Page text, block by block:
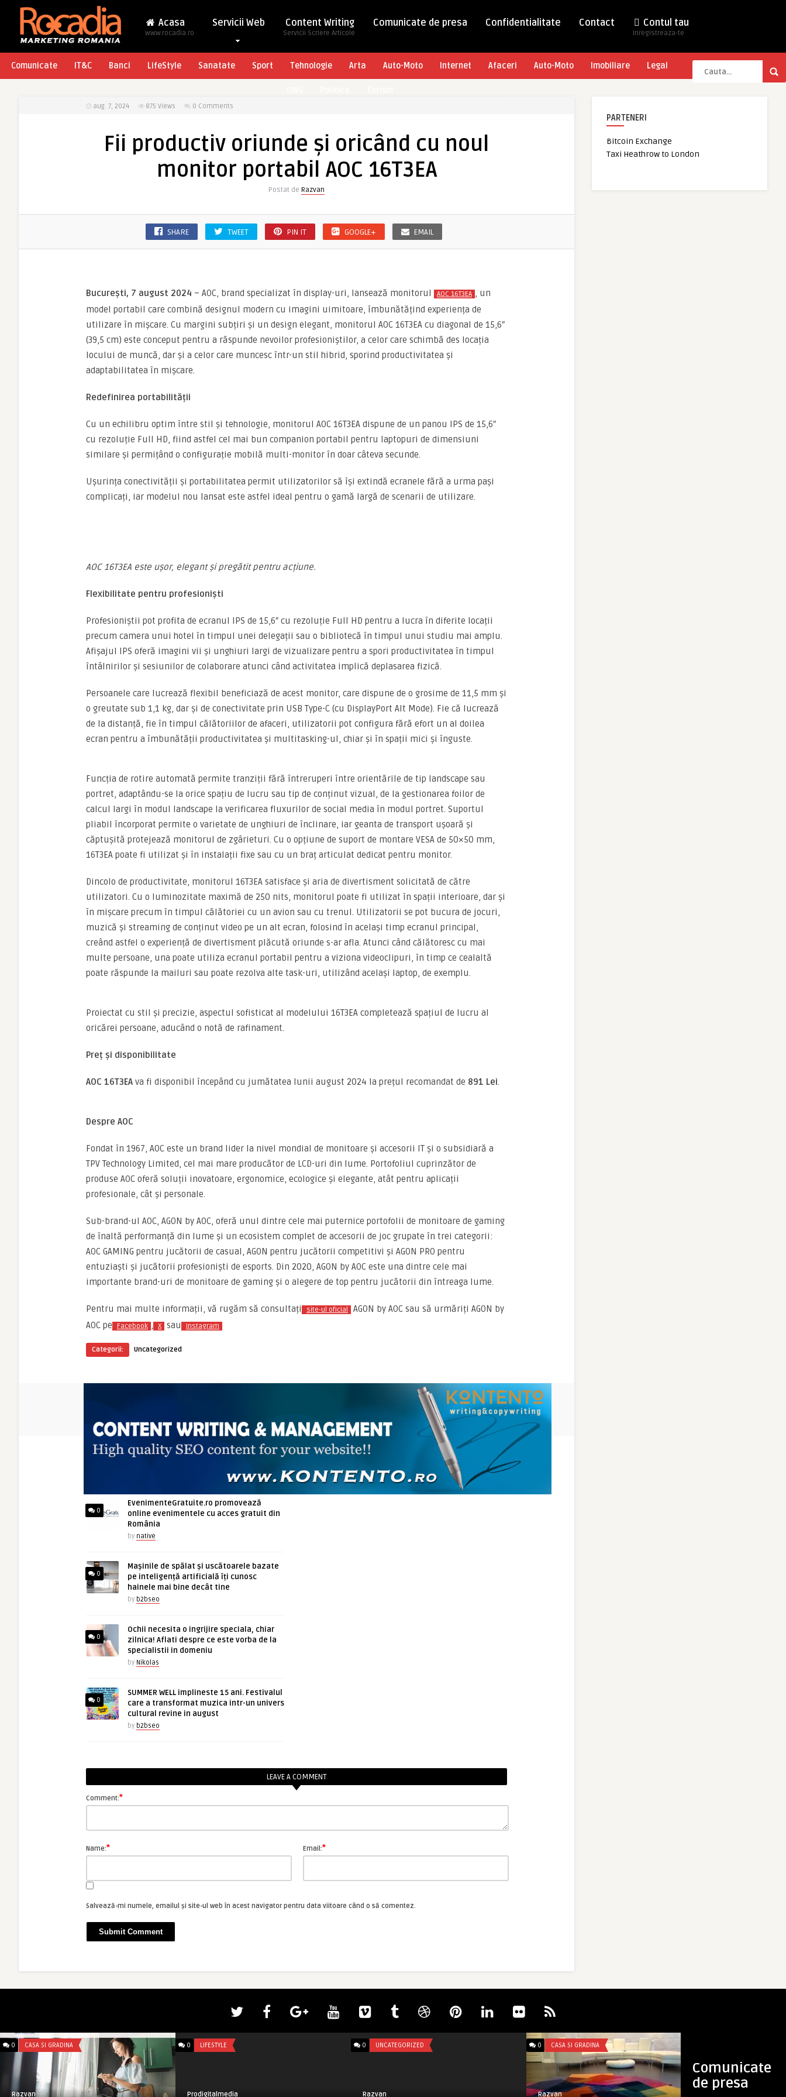
Acasa
www.rocadia.ro
Servicii Web Content Writing
Servicii Scriere Articole
Comunicate de presa Confidentialitate Contact Contul tau
Inregistreaza-te
Comunicate IT&C Banci LifeStyle Sanatate Sport Tehnologie Arta Auto-Moto Internet Afaceri Auto-Moto Imobiliare Legal
aug. 7, 2024 875 Views 0 Comments
Fii productiv oriunde și oricând cu noul
monitor portabil AOC 16T3EA
Postat de Razvan
SHARE TWEET PIN IT GOOGLE+ EMAIL
București, 7 august 2024 – AOC, brand specializat în display-uri, lansează monitorul AOC 16T3EA , un
model portabil care combină designul modern cu imagini uimitoare, îmbunătățind experiența de
utilizare în mișcare. Cu margini subțiri și un design elegant, monitorul AOC 16T3EA cu diagonal de 15,6″
(39,5 cm) este conceput pentru a răspunde nevoilor profesioniștilor, a celor care schimbă des locația
locului de muncă, dar și a celor care muncesc într-un stil hibrid, sporind productivitatea și
adaptabilitatea în mișcare.
Redefinirea portabilității
Cu un echilibru optim între stil și tehnologie, monitorul AOC 16T3EA dispune de un panou IPS de 15,6″
cu rezoluție Full HD, fiind astfel cel mai bun companion portabil pentru laptopuri de dimensiuni
similare și permițând o configurație mobilă multi-monitor în doar câteva secunde.
Ușurința conectivității și portabilitatea permit utilizatorilor să își extindă ecranele fără a urma pași
complicați, iar modelul nou lansat este astfel ideal pentru o gamă largă de scenarii de utilizare.
AOC 16T3EA este ușor, elegant și pregătit pentru acțiune.
Flexibilitate pentru profesioniști
Profesioniștii pot profita de ecranul IPS de 15,6″ cu rezoluție Full HD pentru a lucra în diferite locații
precum camera unui hotel în timpul unei delegații sau o bibliotecă în timpul unui studiu mai amplu.
Afișajul IPS oferă imagini vii și unghiuri largi de vizualizare pentru a spori productivitatea în timpul
întâlnirilor și sesiunilor de colaborare atunci când activitatea implică deplasarea fizică.
Persoanele care lucrează flexibil beneficiază de acest monitor, care dispune de o grosime de 11,5 mm și
o greutate sub 1,1 kg, dar și de conectivitate prin USB Type-C (cu DisplayPort Alt Mode). Fie că lucrează
de la distanță, fie în timpul călătoriilor de afaceri, utilizatorii pot configura fără efort un al doilea
ecran pentru a îmbunătății productivitatea și multitasking-ul, chiar și în spații mici și înguste.
Funcția de rotire automată permite tranziții fără întreruperi între orientările de tip landscape sau
portret, adaptându-se la orice spațiu de lucru sau tip de conținut vizual, de la gestionarea foilor de
calcul largi în modul landscape la verificarea fluxurilor de social media în modul portret. Suportul
pliabil încorporat permite o varietate de unghiuri de înclinare, iar geanta de transport ușoară și
căptușită protejează monitorul de zgârieturi. Cu o opțiune de suport de montare VESA de 50×50 mm,
16T3EA poate fi utilizat și în instalații fixe sau cu un braț articulat dedicat pentru monitor.
Dincolo de productivitate, monitorul 16T3EA satisface și aria de divertisment solicitată de către
utilizatori. Cu o luminozitate maximă de 250 nits, monitorul poate fi utilizat în spații interioare, dar și
în mișcare precum în timpul călătoriei cu un avion sau cu trenul. Utilizatorii se pot bucura de jocuri,
muzică și streaming de conținut video pe un alt ecran, folosind în același timp ecranul principal,
creând astfel o experiență de divertisment plăcută oriunde s-ar afla. Atunci când călătoresc cu mai
multe persoane, una poate utiliza ecranul portabil pentru a viziona videoclipuri, în timp ce cealaltă
poate răspunde la mailuri sau poate rezolva alte task-uri, utilizând același laptop, de exemplu.
Proiectat cu stil și precizie, aspectul sofisticat al modelului 16T3EA completează spațiul de lucru al
oricărei persoane, aducând o notă de rafinament.
Preț și disponibilitate
AOC 16T3EA va fi disponibil începând cu jumătatea lunii august 2024 la prețul recomandat de 891 Lei.
Despre AOC
Fondat în 1967, AOC este un brand lider la nivel mondial de monitoare și accesorii IT și o subsidiară a
TPV Technology Limited, cel mai mare producător de LCD-uri din lume. Portofoliul cuprinzător de
produse AOC oferă soluții inovatoare, ergonomice, ecologice și elegante, atât pentru aplicații
profesionale, cât și personale.
Sub-brand-ul AOC, AGON by AOC, oferă unul dintre cele mai puternice portofolii de monitoare de gaming
de înaltă performanță din lume și un ecosistem complet de accesorii de joc grupate în trei categorii:
AOC GAMING pentru jucătorii de casual, AGON pentru jucătorii competitivi și AGON PRO pentru
entuziaști și jucătorii profesioniști de esports. Din 2020, AGON by AOC este una dintre cele mai
importante brand-uri de monitoare de gaming și o alegere de top pentru jucătorii din întreaga lume.
Pentru mai multe informații, vă rugăm să consultați site-ul oficial
AGON by AOC sau să urmăriți AGON by
AOC pe
Facebook , X sau Instagram
Categorii: Uncategorized
0
EvenimenteGratuite.ro promovează
online evenimentele cu acces gratuit din
România
by native
0
Mașinile de spălat și uscătoarele bazate
pe inteligență artificială îți cunosc
hainele mai bine decât tine
by b2bseo
0
Ochii necesita o ingrijire speciala, chiar
zilnica! Aflati despre ce este vorba de la
specialistii in domeniu
by Nikolas
0
SUMMER WELL implineste 15 ani. Festivalul
care a transformat muzica intr-un univers
cultural revine in august
by b2bseo
ARTICOLE ASEMANATOARE
LEAVE A COMMENT
Comment:*
Name:* Email:*
Salvează-mi numele, emailul și site-ul web în acest navigator pentru data viitoare când o să comentez.
PARTENERI
Bitcoin Exchange
Taxi Heathrow to London
Comunicate
de presa
0 CASA SI GRADINA
Razvan
0 LIFESTYLE
Prodigitalmedia
0 UNCATEGORIZED
Razvan
0 CASA SI GRADINA
Razvan